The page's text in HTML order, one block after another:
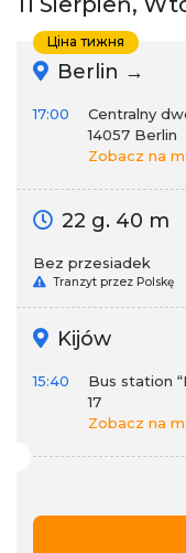
Berlin →
17:00
Centralny
14057 Berlin
Zobacz na
22 g. 40 m
Bez przesiadek
Tranzyt przez Polskę
Kijów
15:40
Bus station
17
Zobacz na
Ціна тижня